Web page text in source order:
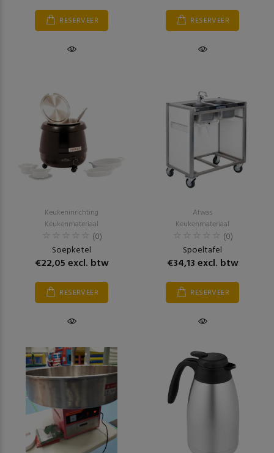
RESERVEER RESERVEER
Keukeninrichting
Keukenmateriaal
(0)
Soepketel
€22,05 excl. btw
RESERVEER
Afwas
Keukenmateriaal
(0)
Spoeltafel
€34,13 excl. btw
RESERVEER